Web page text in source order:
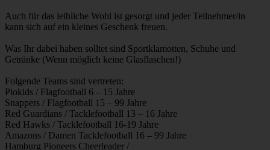
Auch für das leibliche Wohl ist gesorgt und jeder Teilnehmer/in
kann sich auf ein kleines Geschenk freuen.
Was Ihr dabei haben solltet sind Sportklamotten, Schuhe und
Getränke (Wenn möglich keine Glasflaschen!)
Folgende Teams sind vertreten:
Piokids / Flagfootball 6 – 15 Jahre
Snappers / Flagfootball 15 – 99 Jahre
Red Guardians / Tacklefootball 13 – 16 Jahre
Red Hawks / Tacklefootball 16-19 Jahre
Amazons / Damen Tacklefootball 16 – 99 Jahre
Hamburg Pioneers Cheerleader /